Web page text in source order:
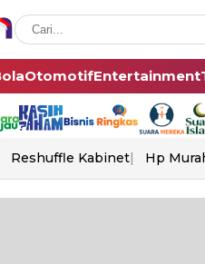
OtomotifEntertainment
Reshuffle Kabinet Hp